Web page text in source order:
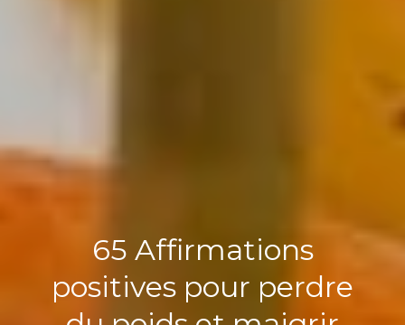
65 Affirmations
positives pour perdre